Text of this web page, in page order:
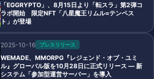
「EGGRYPTO」、8月15日より「転スラ」第2弾コ
ラボ開始 限定NFT「八星魔王リムル=テンペス
ト」が登場
2025-10-16 プレスリリース
WEMADE、MMORPG『レジェンド・オブ・ユミ
ル』グローバル版を10月28日に正式リリース ― 新
システム「参加型運営サーバー」を導入